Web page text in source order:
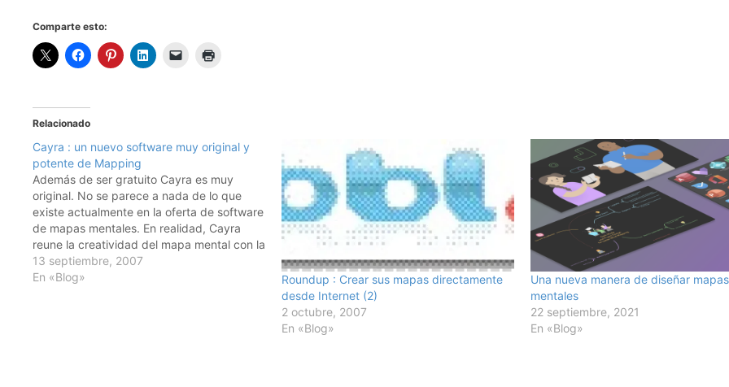
Comparte esto:
Relacionado
Cayra : un nuevo software muy original y
potente de Mapping
Además de ser gratuito Cayra es muy
original. No se parece a nada de lo que
existe actualmente en la oferta de software
de mapas mentales. En realidad, Cayra
reune la creatividad del mapa mental con la
estructura nodal multidireccional del mapa
conceptual. Los mapas, que cambian
13 septiembre, 2007
En «Blog»
Roundup : Crear sus mapas directamente
desde Internet (2)
2 octubre, 2007
En «Blog»
Una nueva manera de diseñar mapas
mentales
22 septiembre, 2021
En «Blog»